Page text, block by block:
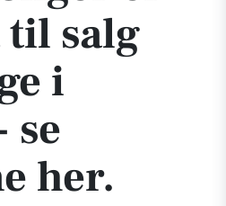
salg
i
se
her.